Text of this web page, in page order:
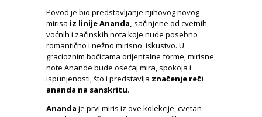
Povod je bio predstavljanje njihovog novog
mirisa iz linije Ananda, sačinjene od cvetnih,
voćnih i začinskih nota koje nude posebno
romantično i nežno mirisno iskustvo. U
gracioznim bočicama orijentalne forme, mirisne
note Anande bude osećaj mira, spokoja i
ispunjenosti, što i predstavlja značenje reči
ananda na sanskritu.
Ananda je prvi miris iz ove kolekcije, cvetan